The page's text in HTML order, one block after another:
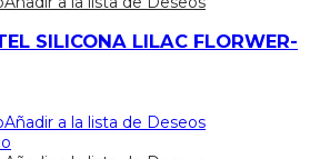
SILICONA LILAC FLORWER-
Añadir a la lista de Deseos